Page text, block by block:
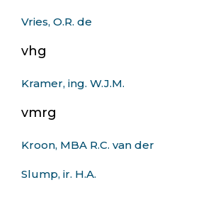
Vries, O.R. de
vhg
Kramer, ing. W.J.M.
vmrg
Kroon, MBA R.C. van der
Slump, ir. H.A.